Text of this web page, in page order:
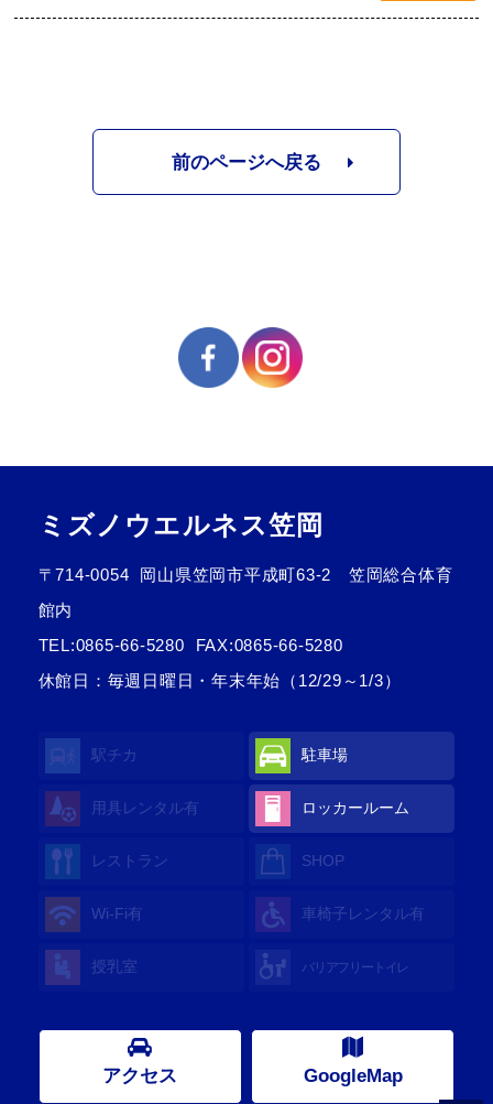
前のページへ戻る
ミズノウエルネス笠岡
〒714-0054
岡山県笠岡市平成町63-2 笠岡総合体育
館内
TEL:0865-66-5280
FAX:0865-66-5280
休館日：毎週日曜日・年末年始（12/29～1/3）
駅チカ 駐車場
用具レンタル有 ロッカールーム
レストラン SHOP
Wi-Fi有 車椅子レンタル有
授乳室 バリアフリートイレ
アクセス GoogleMap